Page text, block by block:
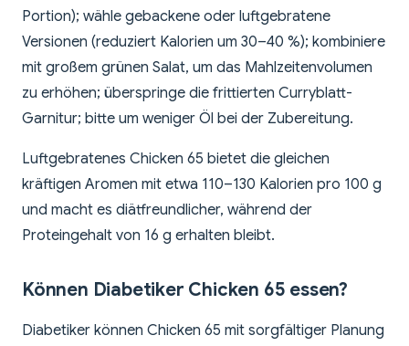
Portion); wähle gebackene oder luftgebratene
Versionen (reduziert Kalorien um 30–40 %); kombiniere
mit großem grünen Salat, um das Mahlzeitenvolumen
zu erhöhen; überspringe die frittierten Curryblatt-
Garnitur; bitte um weniger Öl bei der Zubereitung.
Luftgebratenes Chicken 65 bietet die gleichen
kräftigen Aromen mit etwa 110–130 Kalorien pro 100 g
und macht es diätfreundlicher, während der
Proteingehalt von 16 g erhalten bleibt.
Können Diabetiker Chicken 65 essen?
Diabetiker können Chicken 65 mit sorgfältiger Planung